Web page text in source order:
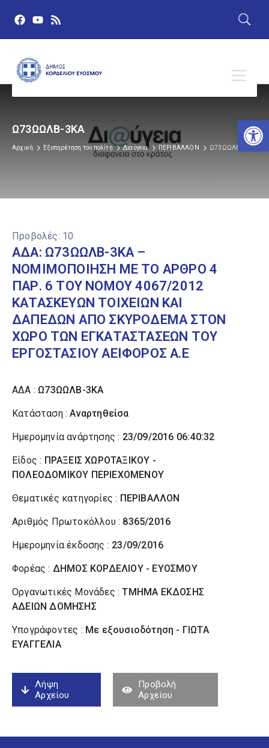
Ω73ΩΩΛΒ-3ΚΑ
Αρχική Εξυπηρέτηση του πολίτη Διαύγεια ΠΕΡΙΒΑΛΛΟΝ Ω73ΩΩΛΒ-3ΚΑ
Προβολές: 10
ΑΔΑ: Ω73ΩΩΛΒ-3ΚΑ –
ΝΟΜΙΜΟΠΟΙΗΣΗ ΜΕ ΤΟ ΑΡΘΡΟ 4
ΠΑΡ. 6 ΤΟΥ ΝΟΜΟΥ 4067/2012
ΚΑΤΑΣΚΕΥΩΝ ΤΟΙΧΕΙΩΝ ΚΑΙ
ΔΑΠΕΔΩΝ ΑΠΟ ΣΚΥΡΟΔΕΜΑ ΣΤΟΝ
ΧΩΡΟ ΤΩΝ ΕΓΚΑΤΑΣΤΑΣΕΩΝ ΤΟΥ
ΕΡΓΟΣΤΑΣΙΟΥ ΑΕΙΦΟΡΟΣ Α.Ε
ΑΔΑ : Ω73ΩΩΛΒ-3ΚΑ
Κατάσταση :Αναρτηθείσα
Ημερομηνία ανάρτησης : 23/09/2016 06:40:32
Είδος : ΠΡΑΞΕΙΣ ΧΩΡΟΤΑΞΙΚΟΥ -
ΠΟΛΕΟΔΟΜΙΚΟΥ ΠΕΡΙΕΧΟΜΕΝΟΥ
Θεματικές κατηγορίες : ΠΕΡΙΒΑΛΛΟΝ
Αριθμός Πρωτοκόλλου : 8365/2016
Ημερομηνία έκδοσης : 23/09/2016
Φορέας : ΔΗΜΟΣ ΚΟΡΔΕΛΙΟΥ - ΕΥΟΣΜΟΥ
Οργανωτικές Μονάδες :ΤΜΗΜΑ ΕΚΔΟΣΗΣ
ΑΔΕΙΩΝ ΔΟΜΗΣΗΣ
Υπογράφοντες : Με εξουσιοδότηση - ΓΙΩΤΑ
ΕΥΑΓΓΕΛΙΑ
Λήψη
Αρχείου
Προβολή
Αρχείου